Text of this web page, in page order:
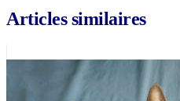
Articles similaires